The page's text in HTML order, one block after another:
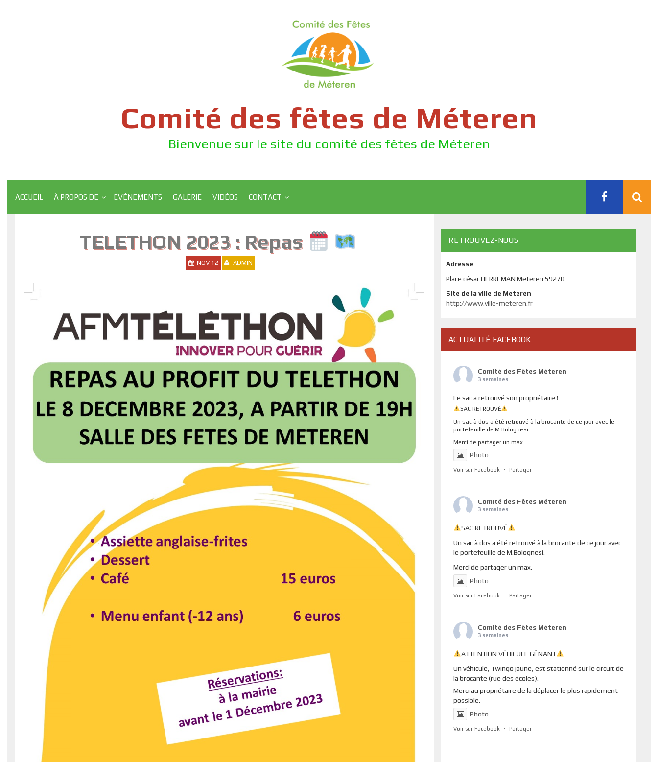
Comité des fêtes de Méteren
Bienvenue sur le site du comité des fêtes de Méteren
ACCUEIL À PROPOS DE EVÉNEMENTS GALERIE VIDÉOS CONTACT
TELETHON 2023 : Repas
NOV 12 ADMIN
RETROUVEZ-NOUS
Adresse
Place césar HERREMAN Meteren 59270
Site de la ville de Meteren
http://www.ville-meteren.fr
ACTUALITÉ FACEBOOK
Comité des Fêtes Méteren
3 semaines
Le sac a retrouvé son propriétaire !
SAC RETROUVÉ
Un sac à dos a été retrouvé à la brocante de ce jour avec le
portefeuille de M.Bolognesi.
Merci de partager un max.
Photo
Voir sur Facebook · Partager
Comité des Fêtes Méteren
3 semaines
SAC RETROUVÉ
Un sac à dos a été retrouvé à la brocante de ce jour avec
le portefeuille de M.Bolognesi.
Merci de partager un max.
Photo
Voir sur Facebook · Partager
Comité des Fêtes Méteren
3 semaines
ATTENTION VÉHICULE GÊNANT
Un véhicule, Twingo jaune, est stationné sur le circuit de
la brocante (rue des écoles).
Merci au propriétaire de la déplacer le plus rapidement
possible.
Photo
Voir sur Facebook · Partager